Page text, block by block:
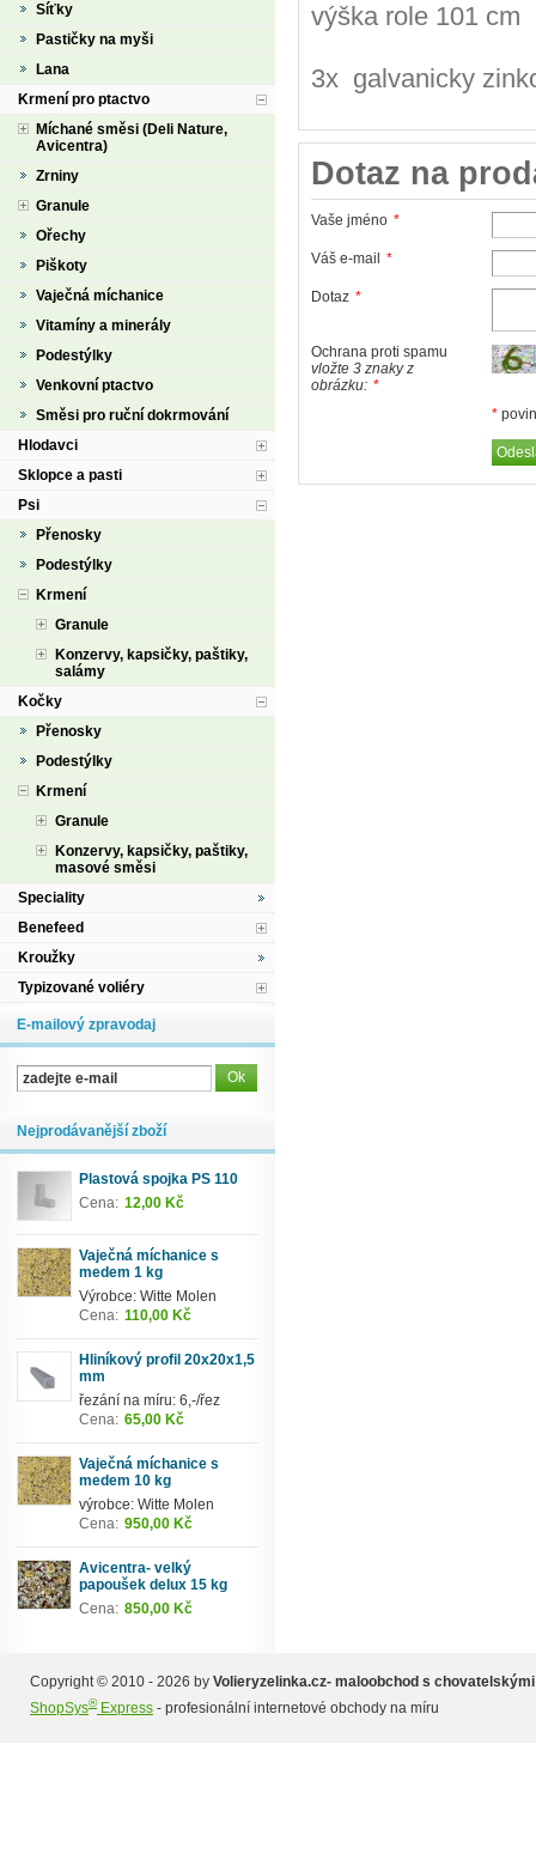
výška role 101 cm
3x galvanicky
Dotaz na
Vaše jméno *
Váš e-mail *
Dotaz *
Ochrana proti spamu
vložte 3 znaky z
obrázku: *
*
Síťky
Pastičky na myši
Lana
Krmení pro ptactvo
Míchané směsi (Deli Nature,
Avicentra)
Zrniny
Granule
Ořechy
Piškoty
Vaječná míchanice
Vitamíny a minerály
Podestýlky
Venkovní ptactvo
Směsi pro ruční dokrmování
Hlodavci
Sklopce a pasti
Psi
Přenosky
Podestýlky
Krmení
Granule
Konzervy, kapsičky, paštiky,
salámy
Kočky
Přenosky
Podestýlky
Krmení
Granule
Konzervy, kapsičky, paštiky,
masové směsi
Speciality
Benefeed
Kroužky
Typizované voliéry
E-mailový zpravodaj
Nejprodávanější zboží
Plastová spojka PS 110
Cena: 12,00 Kč
Vaječná míchanice s
medem 1 kg
Výrobce: Witte Molen
Cena: 110,00 Kč
Hliníkový profil 20x20x1,5
mm
řezání na míru: 6,-/řez
Cena: 65,00 Kč
Vaječná míchanice s
medem 10 kg
výrobce: Witte Molen
Cena: 950,00 Kč
Avicentra- velký
papoušek delux 15 kg
Cena: 850,00 Kč
Copyright © 2010 - 2026 by Volieryzelinka.cz- maloobchod s
ShopSys®Express - profesionální internetové obchody na míru